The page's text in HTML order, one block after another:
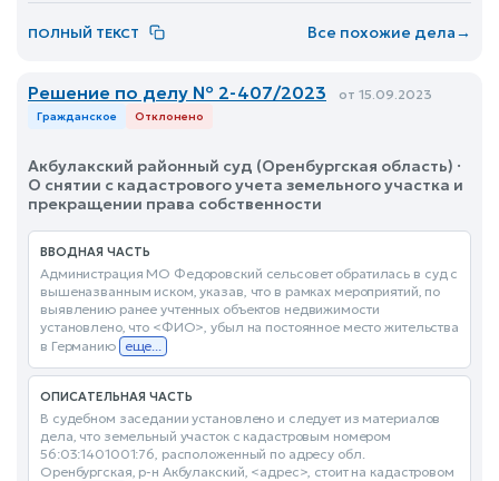
ПОЛНЫЙ ТЕКСТ Все похожие дела→
Решение по делу № 2-407/2023 от 15.09.2023
Гражданское Отклонено
Акбулакский районный суд (Оренбургская область) ·
О снятии с кадастрового учета земельного участка и
прекращении права собственности
ВВОДНАЯ ЧАСТЬ
Администрация МО Федоровский сельсовет обратилась в суд с
вышеназванным иском, указав, что в рамках мероприятий, по
выявлению ранее учтенных объектов недвижимости
установлено, что <ФИО>, убыл на постоянное место жительства
в Германию еще...
ОПИСАТЕЛЬНАЯ ЧАСТЬ
В судебном заседании установлено и следует из материалов
дела, что земельный участок с кадастровым номером
56:03:1401001:76, расположенный по адресу обл.
Оренбургская, р-н Акбулакский, <адрес>, стоит на кадастровом